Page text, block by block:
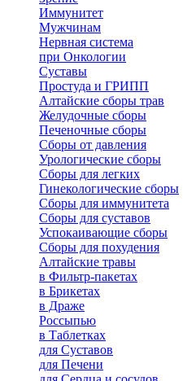
Иммунитет
Мужчинам
Нервная система
при Онкологии
Суставы
Простуда и ГРИПП
Алтайские сборы трав
Желудочные сборы
Печеночные сборы
Сборы от давления
Урологические сборы
Сборы для легких
Гинекологические сборы
Сборы для иммунитета
Сборы для суставов
Успокаивающие сборы
Сборы для похудения
Алтайские травы
в Фильтр-пакетах
в Брикетах
в Драже
Россыпью
в Таблетках
для Cуставов
для Печени